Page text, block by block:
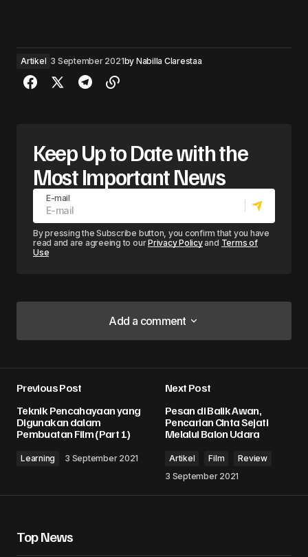
Artikel 3 September 2021by Nabilla Clarestaa
Keep Up to Date with the
Most Important News
E-mail
By pressing the Subscribe button, you confirm that you have
read and are agreeing to ourPrivacy Policyand Terms of
Use
Add a comment
Add a comment
Ruas yang wajib ditandai
*
Your Name
Previous Post
Teknik Pencahayaan yang
Digunakan dalam
Pembuatan Film (Part 1)
Learning 3 September 2021
Next Post
Pesan di Balik Awan,
Pencarian Cinta Sejati
Melalui Balon Udara
Artikel Film
Review
3 September 2021
Top News